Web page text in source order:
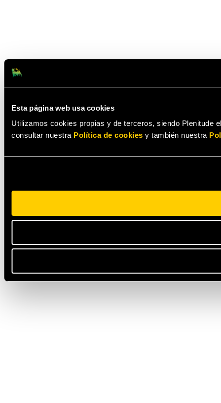
Esta página web usa cookies
Utilizamos cookies propias y de terceros, siendo Plenitude
consultar nuestra Política de cookies y también nuestra